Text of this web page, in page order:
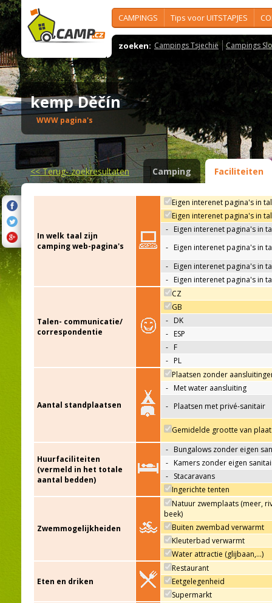
CAMPINGS Tips voor UITSTAPJES
zoeken: Campings Tsjechië Campings
kemp Děčín
WWW pagina's
<<Terug- zoekresultaten Camping Faciliteiten
In welk taal zijn
camping web-pagina's
Eigen interenet pagina's in
Eigen interenet pagina's in
- Eigen interenet pagina's in
- Eigen interenet pagina's in
- Eigen interenet pagina's in
- Eigen interenet pagina's in
Talen- communicatie/
correspondentie
CZ
GB
- DK
- ESP
- F
- PL
Aantal standplaatsen
Plaatsen zonder
- Met water aansluiting
- Plaatsen met privé-sanitair
Gemidelde grootte van
Huurfaciliteiten
(vermeld in het totale
aantal bedden)
- Bungalows zonder eigen
- Kamers zonder eigen
- Stacaravans
Ingerichte tenten
Zwemmogelijkheiden
Natuur zwemplaats (meer,
beek)
Buiten zwembad verwarmt
Kleuterbad verwarmt
Water attractie (glijbaan,…)
Eten en driken
Restaurant
Eetgelegenheid
Supermarkt